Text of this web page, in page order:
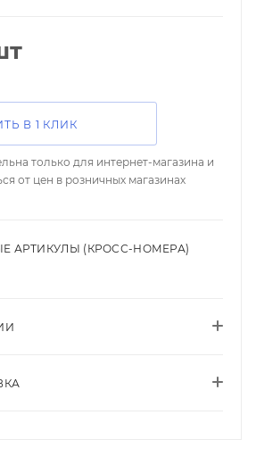
В 1 КЛИК
только для интернет-магазина и
от цен в розничных магазинах
АРТИКУЛЫ (КРОСС-НОМЕРА)